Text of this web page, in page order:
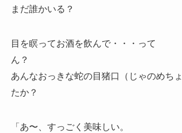
まだ誰かいる？
目を瞑ってお酒を飲んで・・・って
ん？
あんなおっきな蛇の目猪口（じゃのめち
たか？
「あ〜、すっごく美味しい。